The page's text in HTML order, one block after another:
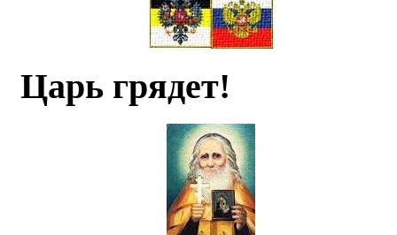
Царь грядет!